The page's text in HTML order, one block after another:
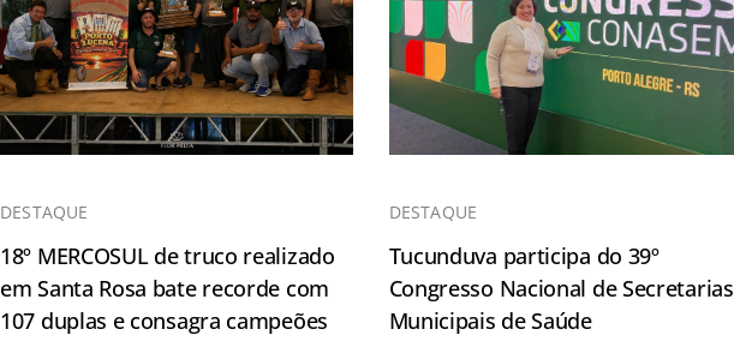
DESTAQUE
18º MERCOSUL de truco realizado
em Santa Rosa bate recorde com
107 duplas e consagra campeões
DESTAQUE
Tucunduva participa do 39º
Congresso Nacional de Secretarias
Municipais de Saúde